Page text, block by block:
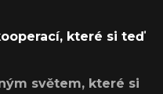
které si teď
světem, které si